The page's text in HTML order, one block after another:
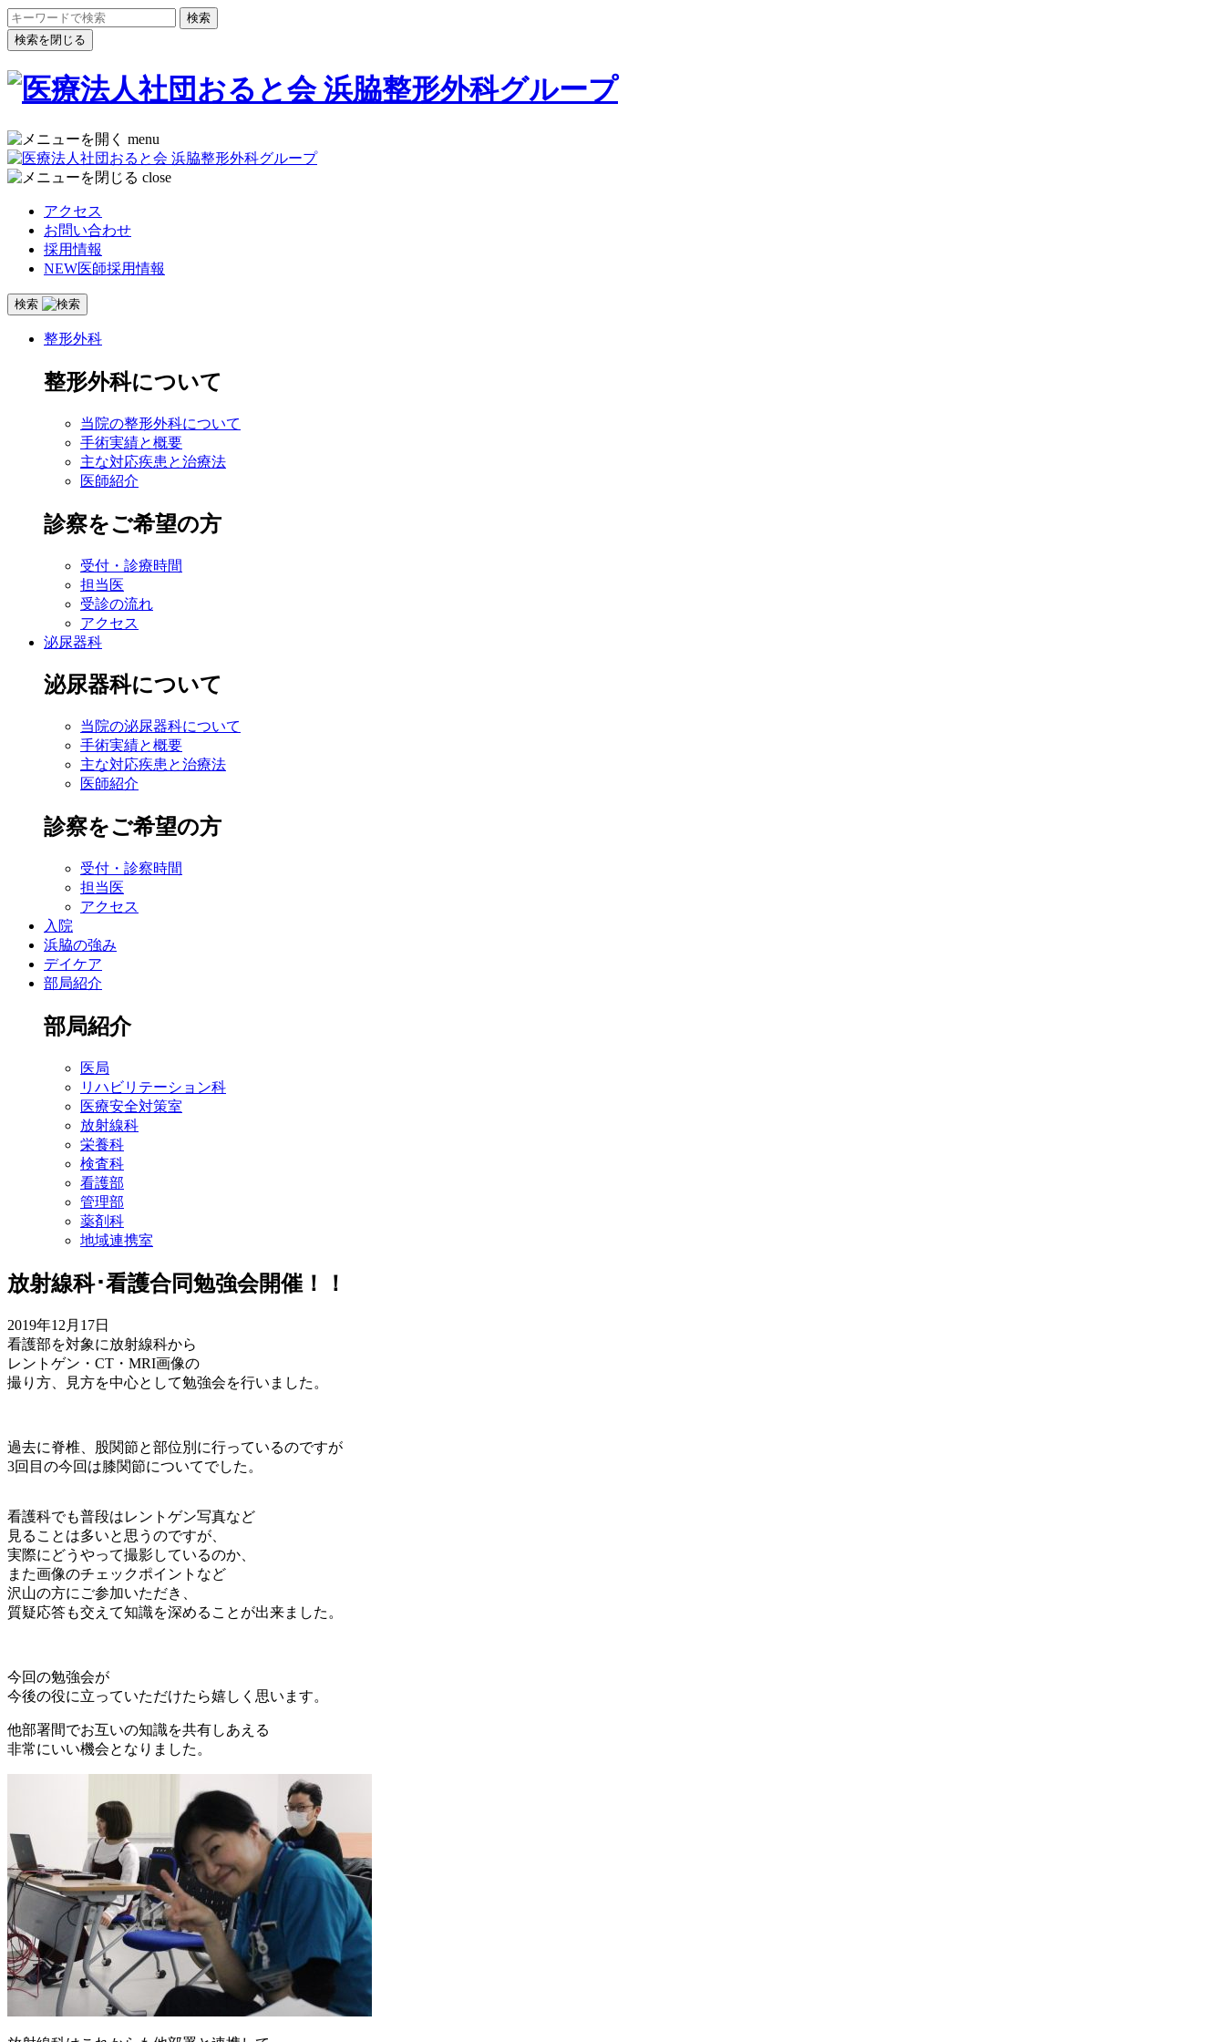
検索を閉じる
menu
close
アクセス
お問い合わせ
採用情報
NEW医師採用情報
検索
整形外科
整形外科について
当院の整形外科について
手術実績と概要
主な対応疾患と治療法
医師紹介
診察をご希望の方
受付・診療時間
担当医
受診の流れ
アクセス
泌尿器科
泌尿器科について
当院の泌尿器科について
手術実績と概要
主な対応疾患と治療法
医師紹介
診察をご希望の方
受付・診察時間
担当医
アクセス
入院
浜脇の強み
デイケア
部局紹介
部局紹介
医局
リハビリテーション科
医療安全対策室
放射線科
栄養科
検査科
看護部
管理部
薬剤科
地域連携室
放射線科･看護合同勉強会開催！！
2019年12月17日
看護部を対象に放射線科から
レントゲン・CT・MRI画像の
撮り方、見方を中心として勉強会を行いました。
過去に脊椎、股関節と部位別に行っているのですが
3回目の今回は膝関節についてでした。
看護科でも普段はレントゲン写真など
見ることは多いと思うのですが、
実際にどうやって撮影しているのか、
また画像のチェックポイントなど
沢山の方にご参加いただき、
質疑応答も交えて知識を深めることが出来ました。
今回の勉強会が
今後の役に立っていただけたら嬉しく思います。
他部署間でお互いの知識を共有しあえる
非常にいい機会となりました。